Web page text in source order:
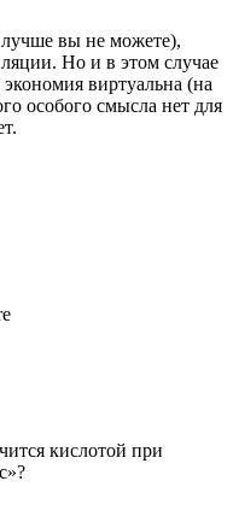
вы не можете),
Но и в этом случае
виртуальна (на
особого смысла нет для
кислотой при